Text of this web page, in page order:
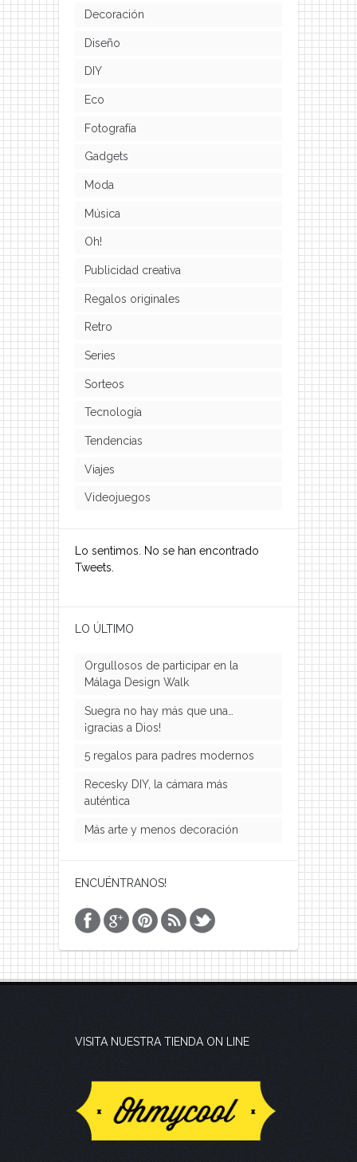
Decoración
Diseño
DIY
Eco
Fotografía
Gadgets
Moda
Música
Oh!
Publicidad creativa
Regalos originales
Retro
Series
Sorteos
Tecnología
Tendencias
Viajes
Videojuegos
Lo sentimos. No se han encontrado
Tweets.
LO ÚLTIMO
Orgullosos de participar en la
Málaga Design Walk
Suegra no hay más que una…
¡gracias a Dios!
5 regalos para padres modernos
Recesky DIY, la cámara más
auténtica
Más arte y menos decoración
ENCUÉNTRANOS!
VISITA NUESTRA TIENDA ON LINE